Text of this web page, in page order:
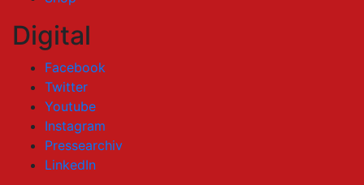
Digital
Facebook
Twitter
Youtube
Instagram
Pressearchiv
LinkedIn